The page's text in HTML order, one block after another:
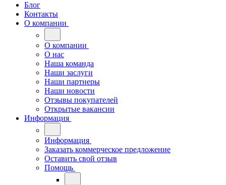
Блог
Контакты
О компании
О компании
О нас
Наша команда
Наши заслуги
Наши партнеры
Наши новости
Отзывы покупателей
Открытые вакансии
Информация
Информация
Заказать коммерческое предложение
Оставить свой отзыв
Помощь